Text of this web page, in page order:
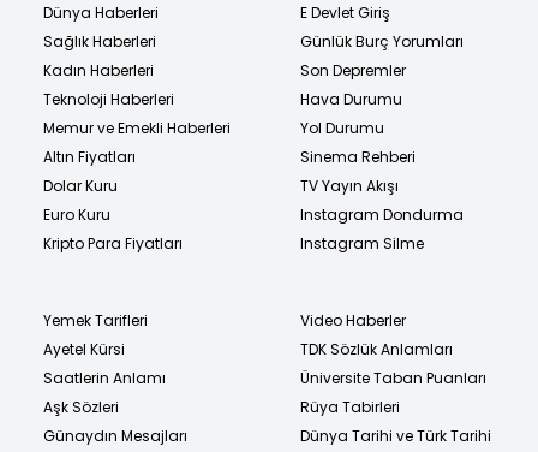
Dünya Haberleri
Sağlık Haberleri
Kadın Haberleri
Teknoloji Haberleri
Memur ve Emekli Haberleri
Altın Fiyatları
Dolar Kuru
Euro Kuru
Kripto Para Fiyatları
E Devlet Giriş
Günlük Burç Yorumları
Son Depremler
Hava Durumu
Yol Durumu
Sinema Rehberi
TV Yayın Akışı
Instagram Dondurma
Instagram Silme
Yemek Tarifleri
Ayetel Kürsi
Saatlerin Anlamı
Aşk Sözleri
Günaydın Mesajları
Video Haberler
TDK Sözlük Anlamları
Üniversite Taban Puanları
Rüya Tabirleri
Dünya Tarihi ve Türk Tarihi